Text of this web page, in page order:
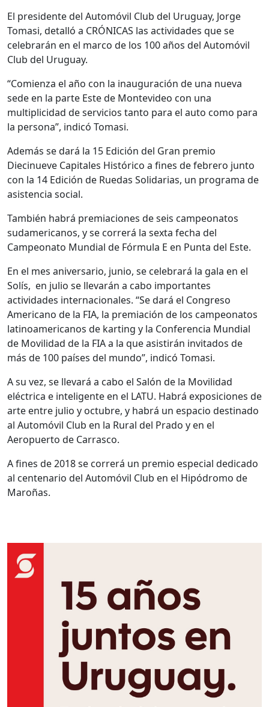
El presidente del Automóvil Club del Uruguay, Jorge
Tomasi, detalló a CRÓNICAS las actividades que se
celebrarán en el marco de los 100 años del Automóvil
Club del Uruguay.
“Comienza el año con la inauguración de una nueva
sede en la parte Este de Montevideo con una
multiplicidad de servicios tanto para el auto como para
la persona”, indicó Tomasi.
Además se dará la 15 Edición del Gran premio
Diecinueve Capitales Histórico a fines de febrero junto
con la 14 Edición de Ruedas Solidarias, un programa de
asistencia social.
También habrá premiaciones de seis campeonatos
sudamericanos, y se correrá la sexta fecha del
Campeonato Mundial de Fórmula E en Punta del Este.
En el mes aniversario, junio, se celebrará la gala en el
Solís, en julio se llevarán a cabo importantes
actividades internacionales. “Se dará el Congreso
Americano de la FIA, la premiación de los campeonatos
latinoamericanos de karting y la Conferencia Mundial
de Movilidad de la FIA a la que asistirán invitados de
más de 100 países del mundo”, indicó Tomasi.
A su vez, se llevará a cabo el Salón de la Movilidad
eléctrica e inteligente en el LATU. Habrá exposiciones de
arte entre julio y octubre, y habrá un espacio destinado
al Automóvil Club en la Rural del Prado y en el
Aeropuerto de Carrasco.
A fines de 2018 se correrá un premio especial dedicado
al centenario del Automóvil Club en el Hipódromo de
Maroñas.